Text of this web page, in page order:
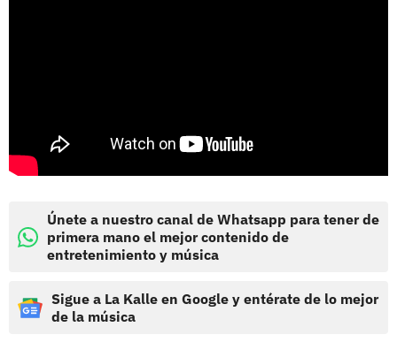
Únete a nuestro canal de Whatsapp para tener de
primera mano el mejor contenido de
entretenimiento y música
Sigue a La Kalle en Google y entérate de lo mejor
de la música